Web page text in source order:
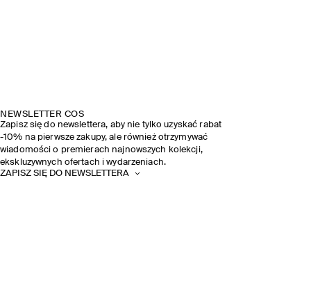
NEWSLETTER COS
Zapisz się do newslettera, aby nie tylko uzyskać rabat
-10% na pierwsze zakupy, ale również otrzymywać
wiadomości o premierach najnowszych kolekcji,
ekskluzywnych ofertach i wydarzeniach.
ZAPISZ SIĘ DO NEWSLETTERA